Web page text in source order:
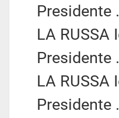
Presidente
LA RUSSA
Presidente
LA RUSSA
Presidente